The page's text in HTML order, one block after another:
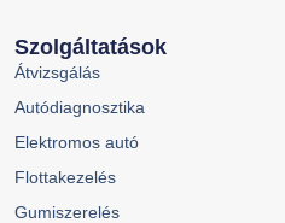
Szolgáltatások
Átvizsgálás
Autódiagnosztika
Elektromos autó
Flottakezelés
Gumiszerelés